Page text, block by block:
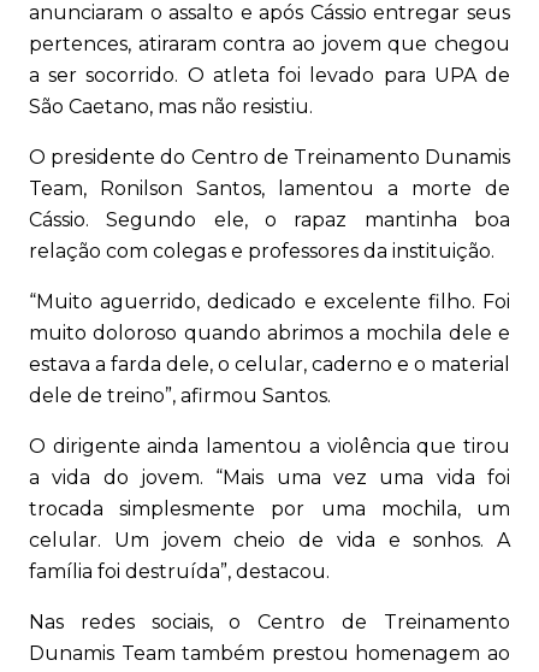
anunciaram o assalto e após Cássio entregar seus
pertences, atiraram contra ao jovem que chegou
a ser socorrido. O atleta foi levado para UPA de
São Caetano, mas não resistiu.
O presidente do Centro de Treinamento Dunamis
Team, Ronilson Santos, lamentou a morte de
Cássio. Segundo ele, o rapaz mantinha boa
relação com colegas e professores da instituição.
“Muito aguerrido, dedicado e excelente filho. Foi
muito doloroso quando abrimos a mochila dele e
estava a farda dele, o celular, caderno e o material
dele de treino”, afirmou Santos.
O dirigente ainda lamentou a violência que tirou
a vida do jovem. “Mais uma vez uma vida foi
trocada simplesmente por uma mochila, um
celular. Um jovem cheio de vida e sonhos. A
família foi destruída”, destacou.
Nas redes sociais, o Centro de Treinamento
Dunamis Team também prestou homenagem ao